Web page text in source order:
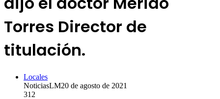
Torres Director de
titulación.
Locales
NoticiasLM20 de agosto de 2021
312